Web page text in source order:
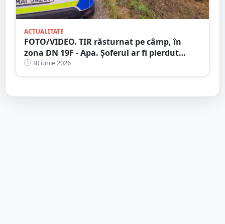
ACTUALITATE
FOTO/VIDEO. TIR răsturnat pe câmp, în
zona DN 19F - Apa. Șoferul ar fi pierdut
controlul într-o curbă
30 iunie 2026